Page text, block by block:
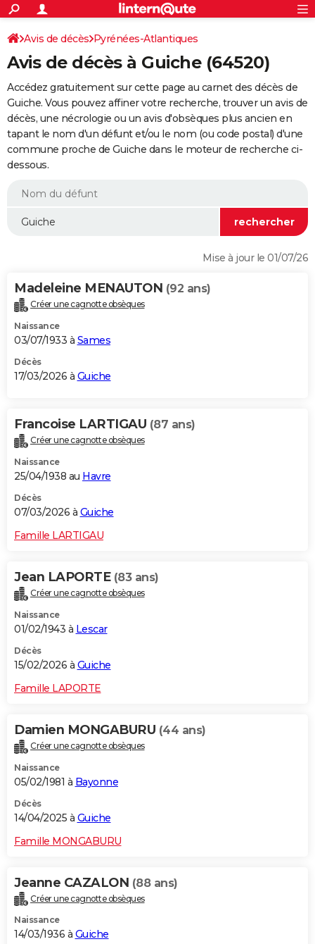
ACTUALITÉS
Politique
Société
Faits Divers
Education
Monde
Villes
+
SPORT
Coupe du monde 2026
Football
Tennis
Cyclisme
Rugby
Forum
Programme TV
TNT
Streaming
Cinéma
Sorties cinéma
Musique
+
FINANCE
Retraite
Epargne
Immobilier
Risques naturels par ville
Assurance
AUTO
Essais
Réserver un essai
Citadines
Berlines
SUV
Forum auto
+
HIGH-TECH
BRICOLAGE
WEEK-END
Alimentation
Guide de la santé
Maladies
Médicaments
Sommeil
VOYAGE
Destinations
City break
Voyage nature
Voyage de noces
Forum
Climat
+PHOTO
GUIDES D'ACHAT
CARTE DE VOEUX
Carte de Noël
Carte Bonne année
Carte Saint-Valentin
Carte Pâques
Carte d'anniversaire
DICTIONNAIRE
Dictionnaire
Biographies
Citations
Expressions
Proverbes
PROGRAMME TV
COPAINS D'AVANT
S'inscrire
Se connecter
Lycées
Collèges
Primaires
Universités
Entreprises
Service militaire
Avis de recherche
AVIS DE DÉCÈS
Bricolage
Lifestyle
Culture
Sport
Auto
Television
Voyage
Cinema
S'inscrire
Connexion
Avis de décès Pyrénées-Atlantiques
Avis de décès à Guiche (64520)
Accédez gratuitement sur cette page au carnet des décès de
Guiche. Vous pouvez affiner votre recherche, trouver un avis de
décès, une nécrologie ou un avis d'obsèques plus ancien en
tapant le nom d'un défunt et/ou le nom (ou code postal) d'une
commune proche de Guiche dans le moteur de recherche ci-
dessous.
Mise à jour le 01/07/26
Madeleine MENAUTON (92 ans)
Créer une cagnotte obsèques
Naissance
03/07/1933 à Sames
Décès
17/03/2026 à Guiche
Francoise LARTIGAU (87 ans)
Créer une cagnotte obsèques
Naissance
25/04/1938 au Havre
Décès
07/03/2026 à Guiche
Famille LARTIGAU
Jean LAPORTE (83 ans)
Créer une cagnotte obsèques
Naissance
01/02/1943 à Lescar
Décès
15/02/2026 à Guiche
Famille LAPORTE
Damien MONGABURU (44 ans)
Créer une cagnotte obsèques
Naissance
05/02/1981 à Bayonne
Décès
14/04/2025 à Guiche
Famille MONGABURU
Jeanne CAZALON (88 ans)
Créer une cagnotte obsèques
Naissance
14/03/1936 à Guiche